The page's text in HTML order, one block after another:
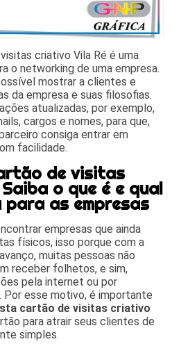
criativo Vila Ré é uma
o networking de uma empresa.
mostrar a clientes e
da empresa e suas filosofias.
atualizadas, por exemplo,
cargos e nomes, para que,
consiga entrar em
facilidade.
de visitas
o que é e qual
as empresas
empresas que ainda
físicos, isso porque com a
muitas pessoas não
receber folhetos, e sim,
pela internet ou por
Por esse motivo, é importante
cartão de visitas criativo
para atrair seus clientes de
simples.